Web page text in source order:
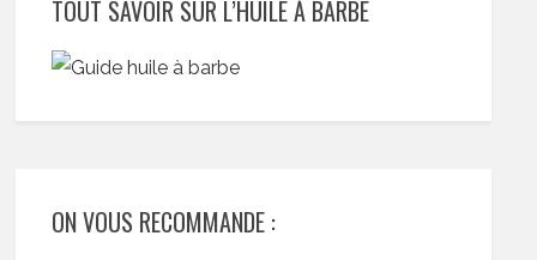
TOUT SAVOIR SUR L’HUILE À BARBE
ON VOUS RECOMMANDE :